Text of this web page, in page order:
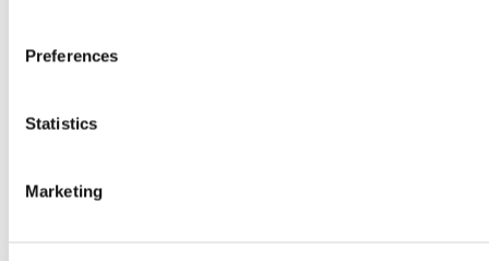
Preferences
Statistics
Marketing